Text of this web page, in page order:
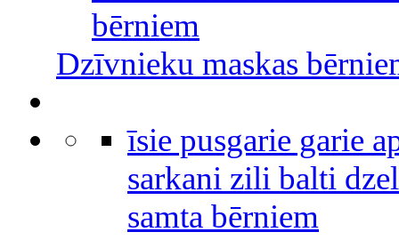
bērniem
Dzīvnieku maskas
īsie pusgarie garie
sarkani zili balti
samta bērniem